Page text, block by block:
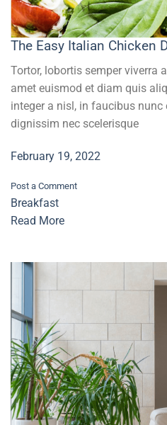
The Easy Italian Chicken
Tortor, lobortis semper viverra
amet euismod et diam quis
integer a nisl, in faucibus nunc
dignissim nec scelerisque
February 19, 2022
Post a Comment
Breakfast
Read More